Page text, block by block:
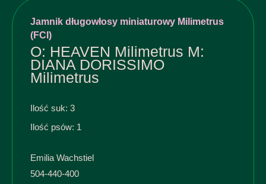
Jamnik długowłosy miniaturowy Milimetrus
(FCI)
O: HEAVEN Milimetrus M:
DIANA DORISSIMO
Milimetrus
Ilość suk: 3
Ilość psów: 1
Emilia Wachstiel
504-440-400